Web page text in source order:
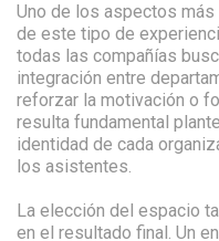
Uno de los aspectos
de este tipo de
todas las compañías
integración entre
reforzar la motivación o
resulta fundamental
identidad de cada
los asistentes.
La elección del espacio
en el resultado final. Un